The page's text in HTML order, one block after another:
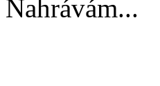
Nahrávám...